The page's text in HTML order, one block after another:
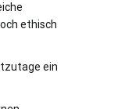
ethisch
ein